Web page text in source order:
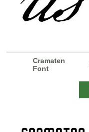
Cramaten
Font